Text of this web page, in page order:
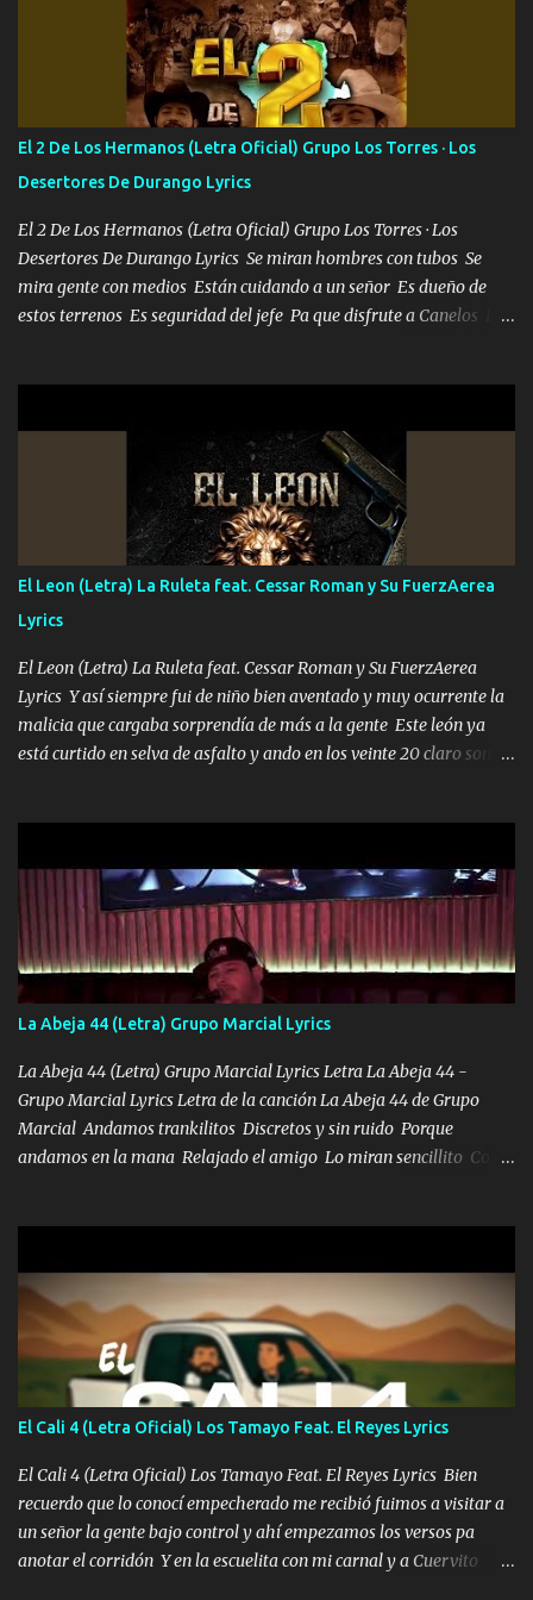
Soy yo la octava maravilla, no lo niegues Tengo de rodillas a otras
cien Y por más que quieran no me detienen Soy yo la mente que
más brilla, lo ves Pa' mi la vida es tan sencilla No lo entenderías en
tu vida, y está bien Porque lo que tengo nadie lo tiene Una me está
escribiendo y la otra me va a llamar Quiere que vaya a verla y que
la invite a cenar Otras más me están pidiendo que las saque a
bailar Pero es que tengo un par de conciertos más que llenar Se
mueven solo por el interés P...
El 2 De Los Hermanos (Letra Oficial) Grupo Los Torres · Los
Desertores De Durango Lyrics
El 2 De Los Hermanos (Letra Oficial) Grupo Los Torres · Los
Desertores De Durango Lyrics Se miran hombres con tubos Se
mira gente con medios Están cuidando a un señor Es dueño de
estos terrenos Es seguridad del jefe Pa que disfrute a Canelos Es
ni tampoco las mujeres porque es platica de grandes por eso hay
que estar alegres doy las instrucciones para atender los deberes
Música Si es que salta algún problema de confianza tengo gente
ahí está el Hombre Cuarenta y también Pariente 7 arreglan
cualquier problema no más es cuestión que ordené NOS HACE
FALTA UN HERMANO DE CLAVE ERA EL 24 SIEMPRE FUE UN
HOMBRE VALIENTE POR ALGO M'URIÓ PELEAND0 SIEMPRE
VIO POR LA FAMILIA PARA QUE SIGA EL LEGADO Es el DOS de
los HERMANOS un cerebro inteligente y com...
El Leon (Letra) La Ruleta feat. Cessar Roman y Su FuerzAerea
Lyrics
El Leon (Letra) La Ruleta feat. Cessar Roman y Su FuerzAerea
Lyrics Y así siempre fui de niño bien aventado y muy ocurrente la
malicia que cargaba sorprendía de más a la gente Este león ya
está curtido en selva de asfalto y ando en los veinte 20 claro son
pa más pues hay charola les voy a dar hasta topar pues no hay de
otra Música Surcando bien mi camino voy por mi línea no veo a
los lados aquel que no corre vuela no se me duerm voy chicoteado
Ya pasé varias hazañas ya tienen rato que me agarran el colmillo
de este León los estatales no sé esperaron Al tiro esta la PrimiZa
también la nueve que cargo al lado doy la mano al que su amigo y
al traicionero damos pa abajo Y No me paran aquí hay pa más
pues hay charola les voy a dar hasta topar pues no hay de otra...
La Abeja 44 (Letra) Grupo Marcial Lyrics
La Abeja 44 (Letra) Grupo Marcial Lyrics Letra La Abeja 44 -
Grupo Marcial Lyrics Letra de la canción La Abeja 44 de Grupo
Marcial Andamos trankilitos Discretos y sin ruido Porque
andamos en la mana Relajado el amigo Lo miran sencillito Con
coronamos Se jala los marciales Y sus guitarras ya van sonando
Un gallardo me prendo Para agarrar el vuelo y la mente y
tranquilizando Tomense un buen trago Y así es como empezamos
los versos que voy cantando (Music) A vido alta y bajas La carreta
se atora Pero nunca le aflojamos Ya me han pasado cosas Y
aunque ustedes no sepan Pero la vida es muy corta Hay que
echarle chingazos Y seguir trabajando porque nada es...
El Cali 4 (Letra Oficial) Los Tamayo Feat. El Reyes Lyrics
El Cali 4 (Letra Oficial) Los Tamayo Feat. El Reyes Lyrics Bien
recuerdo que lo conocí empecherado me recibió fuimos a visitar a
un señor la gente bajo control y ahí empezamos los versos pa
anotar el corridón Y en la escuelita con mi carnal y a Cuervito